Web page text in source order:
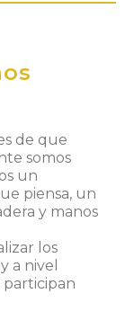
de que
somos
un
piensa, un
y manos
los
a nivel
participan